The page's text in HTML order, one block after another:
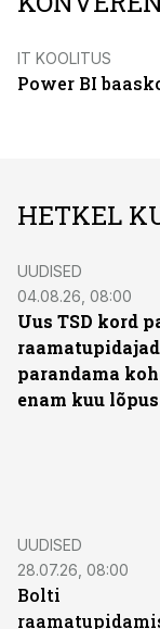
IT KOOLITUS
Power BI
HETKEL
UUDISED
04.08.26, 08:00
Uus TSD kord
parandama
enam kuu lõpus
UUDISED
28.07.26, 08:00
Bolti